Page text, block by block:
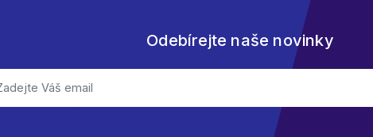
Odebírejte naše novinky